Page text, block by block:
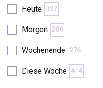
Duclair
Heute 197
Morgen 206
Wochenende 276
Diese Woche 414